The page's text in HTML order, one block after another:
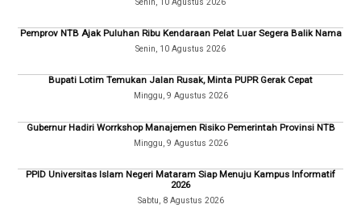
Pemprov NTB Ajak Puluhan Ribu Kendaraan Pelat Luar Segera Balik Nama
Senin, 10 Agustus 2026
Bupati Lotim Temukan Jalan Rusak, Minta PUPR Gerak Cepat
Minggu, 9 Agustus 2026
Gubernur Hadiri Worrkshop Manajemen Risiko Pemerintah Provinsi NTB
Minggu, 9 Agustus 2026
PPID Universitas Islam Negeri Mataram Siap Menuju Kampus Informatif
2026
Sabtu, 8 Agustus 2026